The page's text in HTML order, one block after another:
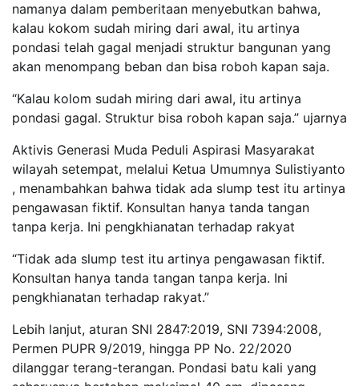
namanya dalam pemberitaan menyebutkan bahwa,
kalau kokom sudah miring dari awal, itu artinya
pondasi telah gagal menjadi struktur bangunan yang
akan menompang beban dan bisa roboh kapan saja.
“Kalau kolom sudah miring dari awal, itu artinya
pondasi gagal. Struktur bisa roboh kapan saja.” ujarnya
Aktivis Generasi Muda Peduli Aspirasi Masyarakat
wilayah setempat, melalui Ketua Umumnya Sulistiyanto
, menambahkan bahwa tidak ada slump test itu artinya
pengawasan fiktif. Konsultan hanya tanda tangan
tanpa kerja. Ini pengkhianatan terhadap rakyat
“Tidak ada slump test itu artinya pengawasan fiktif.
Konsultan hanya tanda tangan tanpa kerja. Ini
pengkhianatan terhadap rakyat.”
Lebih lanjut, aturan SNI 2847:2019, SNI 7394:2008,
Permen PUPR 9/2019, hingga PP No. 22/2020
dilanggar terang-terangan. Pondasi batu kali yang